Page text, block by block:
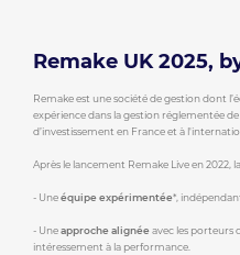
Remake UK 2025,
Remake est une société de gestion dont
expérience dans la gestion réglementée
d’investissement en France et à
Après le lancement Remake Live en 2022,
- Uneéquipe expérimentée*,
- Uneapproche alignéeavec les porteurs
intéressement à la performance.